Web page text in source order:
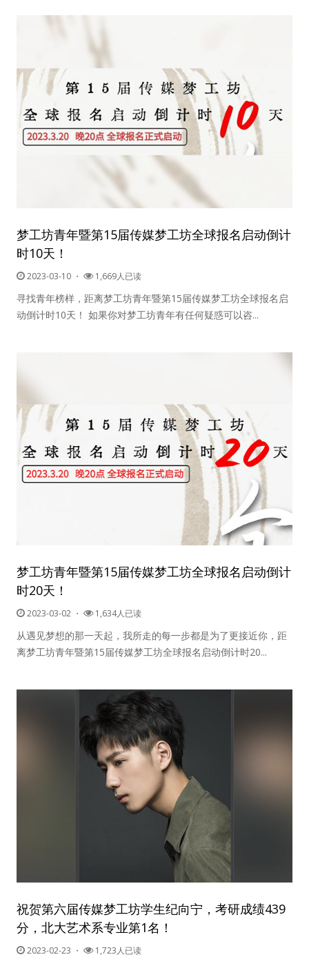
用户名或Email
密码
记住我的登录状态
没帐号？注册一个
梦工坊青年暨第15届传媒梦工坊全球报名启动倒计
时10天！
2023-03-10 ・ 1,669人已读
寻找青年榜样，距离梦工坊青年暨第15届传媒梦工坊全球报名启
动倒计时10天！ 如果你对梦工坊青年有任何疑惑可以咨...
梦工坊青年暨第15届传媒梦工坊全球报名启动倒计
时20天！
2023-03-02 ・ 1,634人已读
从遇见梦想的那一天起，我所走的每一步都是为了更接近你，距
离梦工坊青年暨第15届传媒梦工坊全球报名启动倒计时20...
祝贺第六届传媒梦工坊学生纪向宁，考研成绩439
分，北大艺术系专业第1名！
2023-02-23 ・ 1,723人已读